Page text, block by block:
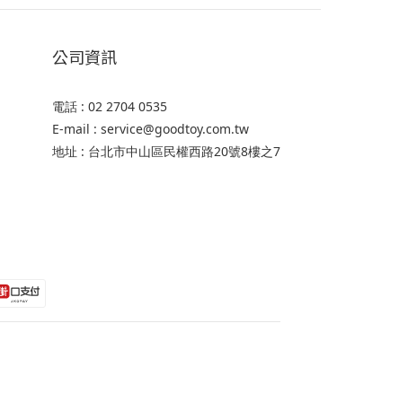
公司資訊
電話 : 02 2704 0535
E-mail : service@goodtoy.com.tw
地址 : 台北市中山區民權西路20號8樓之7